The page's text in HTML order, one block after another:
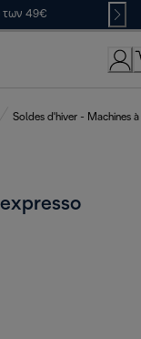
των 49€
Soldes d'hiver - Machines